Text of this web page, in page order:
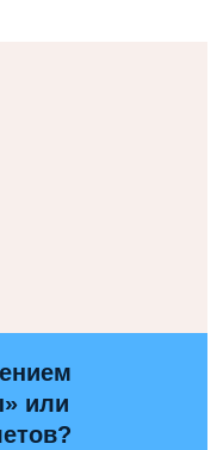
или